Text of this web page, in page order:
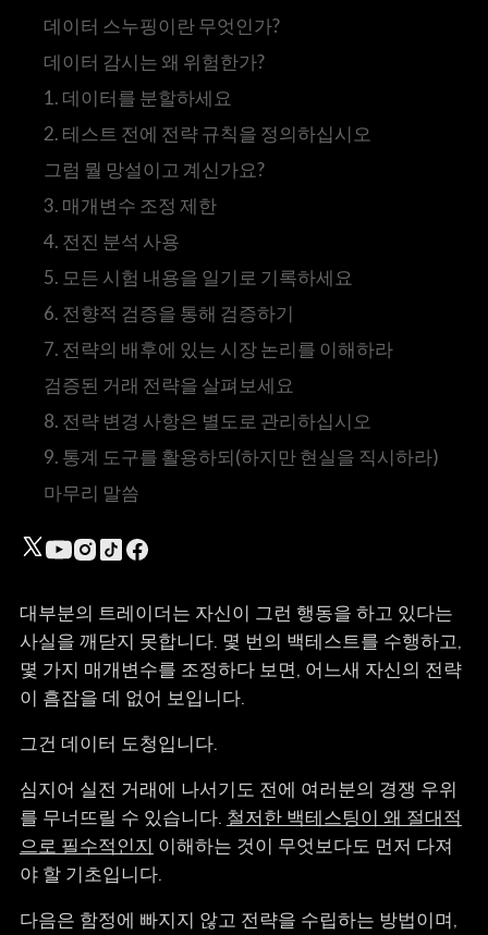
대부분의 트레이더는 자신이 그런 행동을 하고 있다는
사실을 깨닫지 못합니다. 몇 번의 백테스트를 수행하고,
몇 가지 매개변수를 조정하다 보면, 어느새 자신의 전략
이 흠잡을 데 없어 보입니다.
그건 데이터 도청입니다.
심지어 실전 거래에 나서기도 전에 여러분의 경쟁 우위
를 무너뜨릴 수 있습니다. 철저한 백테스팅이 왜 절대적
으로 필수적인지 이해하는 것이 무엇보다도 먼저 다져
야 할 기초입니다.
다음은 함정에 빠지지 않고 전략을 수립하는 방법이며,
데이터 스누핑이란 무엇인가?
데이터 감시는 왜 위험한가?
1. 데이터를 분할하세요
2. 테스트 전에 전략 규칙을 정의하십시오
그럼 뭘 망설이고 계신가요?
3. 매개변수 조정 제한
4. 전진 분석 사용
5. 모든 시험 내용을 일기로 기록하세요
6. 전향적 검증을 통해 검증하기
7. 전략의 배후에 있는 시장 논리를 이해하라
검증된 거래 전략을 살펴보세요
8. 전략 변경 사항은 별도로 관리하십시오
9. 통계 도구를 활용하되(하지만 현실을 직시하라)
마무리 말씀